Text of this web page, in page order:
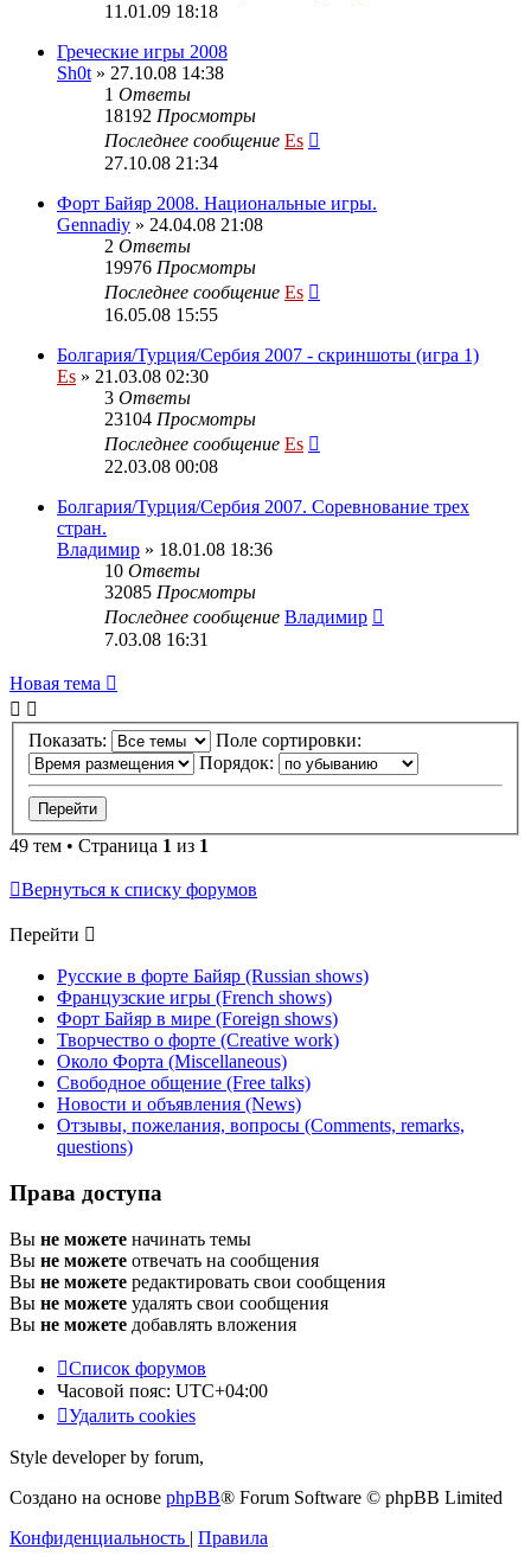
11.01.09 18:18
Греческие игры 2008
Sh0t » 27.10.08 14:38
1 Ответы
18192 Просмотры
Последнее сообщение Es
27.10.08 21:34
Форт Байяр 2008. Национальные игры.
Gennadiy » 24.04.08 21:08
2 Ответы
19976 Просмотры
Последнее сообщение Es
16.05.08 15:55
Болгария/Турция/Сербия 2007 - скриншоты (игра 1)
Es » 21.03.08 02:30
3 Ответы
23104 Просмотры
Последнее сообщение Es
22.03.08 00:08
Болгария/Турция/Сербия 2007. Соревнование трех
стран.
Владимир » 18.01.08 18:36
10 Ответы
32085 Просмотры
Последнее сообщение Владимир
7.03.08 16:31
Новая тема
Показать:
Поле сортировки:
Порядок:
49 тем • Страница 1 из 1
Вернуться к списку форумов
Перейти
Русские в форте Байяр (Russian shows)
Французские игры (French shows)
Форт Байяр в мире (Foreign shows)
Творчество о форте (Creative work)
Около Форта (Miscellaneous)
Свободное общение (Free talks)
Новости и объявления (News)
Отзывы, пожелания, вопросы (Comments, remarks,
questions)
Права доступа
Вы не можете начинать темы
Вы не можете отвечать на сообщения
Вы не можете редактировать свои сообщения
Вы не можете удалять свои сообщения
Вы не можете добавлять вложения
Список форумов
Часовой пояс: UTC+04:00
Удалить cookies
Style developer by forum,
Создано на основе phpBB® Forum Software © phpBB Limited
Конфиденциальность | Правила